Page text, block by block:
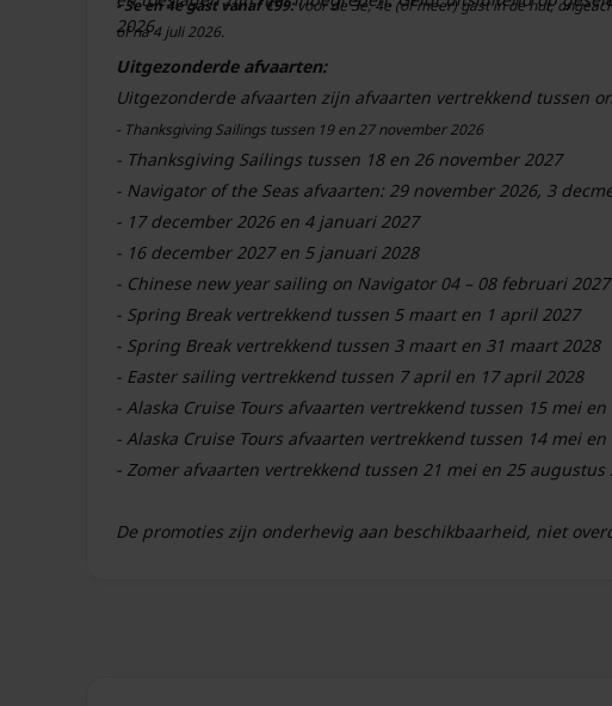
2026.
- 3e en 4e gast vanaf €99:voor de 3e, 4e (of meer) gast in de hut,
of na 4 juli 2026.
Uitgezonderde afvaarten:
Uitgezonderde afvaarten zijn afvaarten vertrekkend tussen
- Thanksgiving Sailings tussen 19 en 27 november 2026
- Thanksgiving Sailings tussen 18 en 26 november 2027
- Navigator of the Seas afvaarten: 29 november 2026, 3
- 17 december 2026 en 4 januari 2027
- 16 december 2027 en 5 januari 2028
- Chinese new year sailing on Navigator 04 – 08 februari 2027
- Spring Break vertrekkend tussen 5 maart en 1 april 2027
- Spring Break vertrekkend tussen 3 maart en 31 maart 2028
- Easter sailing vertrekkend tussen 7 april en 17 april 2028
- Alaska Cruise Tours afvaarten vertrekkend tussen 15 mei
- Alaska Cruise Tours afvaarten vertrekkend tussen 14 mei
De promoties zijn onderhevig aan beschikbaarheid, niet